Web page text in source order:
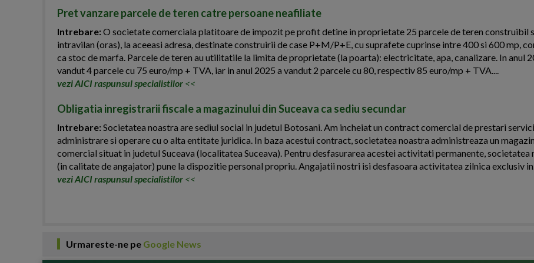
Pret vanzare parcele de teren catre persoane neafiliate
Intrebare:O societate comerciala platitoare de impozit pe profit detine in proprietate 25 parcele de teren construibil
intravilan (oras), la aceeasi adresa, destinate construirii de case P+M/P+E, cu suprafete cuprinse intre 400 si 600 mp,
ca stoc de marfa. Parcele de teren au utilitatile la limita de proprietate (la poarta): electricitate, apa, canalizare. In anul
vandut 4 parcele cu 75 euro/mp + TVA, iar in anul 2025 a vandut 2 parcele cu 80, respectiv 85 euro/mp + TVA....
vezi AICI raspunsul specialistilor <<
Obligatia inregistrarii fiscale a magazinului din Suceava ca sediu secundar
Intrebare:Societatea noastra are sediul social in judetul Botosani. Am incheiat un contract comercial de prestari
administrare si operare cu o alta entitate juridica. In baza acestui contract, societatea noastra administreaza un magazin
comercial situat in judetul Suceava (localitatea Suceava). Pentru desfasurarea acestei activitati permanente, societatea
(in calitate de angajator) pune la dispozitie personal propriu. Angajatii nostri isi desfasoara activitatea zilnica exclusiv
vezi AICI raspunsul specialistilor <<
Urmareste-ne pe Google News